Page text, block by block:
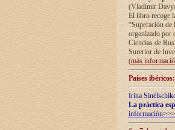
(Vladímir
El libro recoge
“Superación
organizado por
Ciencias de
Surerior de
(más
Países
Irina
La práctica
información>>>